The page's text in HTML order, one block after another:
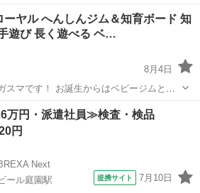
っていたため、それなりに使用感がござ
に転がりますし、まだまだお使い頂けま
中央二...
駅
ヤル へんしんジム＆知育ボード 知
遊び 長く遊べる ベ…
8月4日
はベビージムとし
として 、簡単へんしんで長く遊べます。
さまの発育に重要な、指先遊び・手遊び
い...
駅 おもちゃ ジム
万円・派遣社員≫検査・検品
円
Next
ール庭園駅
提携サイト 7月10日